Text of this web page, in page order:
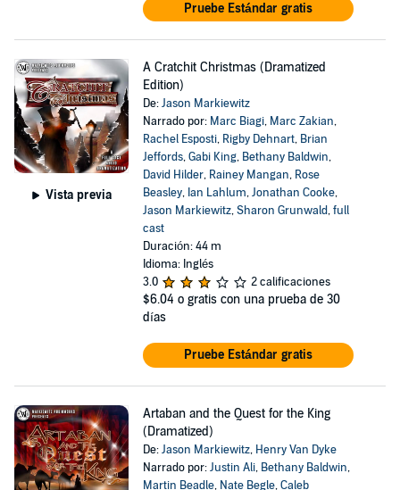
Pruebe Estándar gratis
Vista previa
A Cratchit Christmas (Dramatized
Edition)
De:Jason Markiewitz
Narrado por: Marc Biagi, Marc Zakian,
Rachel Esposti, Rigby Dehnart, Brian
Jeffords,Gabi King, Bethany Baldwin,
David Hilder, Rainey Mangan, Rose
Beasley, Ian Lahlum,Jonathan Cooke,
Jason Markiewitz,Sharon Grunwald,full
cast
Duración: 44 m
Idioma: Inglés
3.0
2 calificaciones
$6.04 o gratis con una prueba de 30
días
Pruebe Estándar gratis
Artaban and the Quest for the King
(Dramatized)
De:Jason Markiewitz, Henry Van Dyke
Narrado por:Justin Ali, Bethany Baldwin,
Martin Beadle, Nate Begle,Caleb